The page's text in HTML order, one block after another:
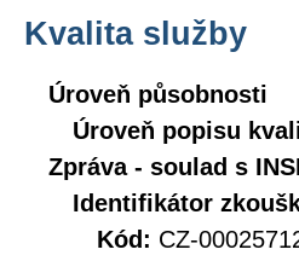
Kvalita služby
Úroveň působnosti
Úroveň popisu
Zpráva - soulad s
Identifikátor
Kód: CZ-